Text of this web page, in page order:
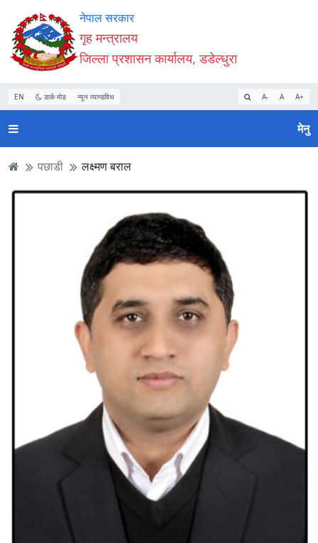
Accessibility
Mode
सुरु
गर्नुहोस्
सामाग्री
पढ्नुहाेस्
नेभिगेसन
पढ्नुहाेस्
वेबसाइट
खोजमा
जानुहोस्
नेपाल सरकार
गृह मन्त्रालय
जिल्ला प्रशासन कार्यालय, डडेल्धुरा
EN डार्क मोड न्यून व्यान्डविथ A- A A+
मेनु
पछाडी लक्ष्मण बराल